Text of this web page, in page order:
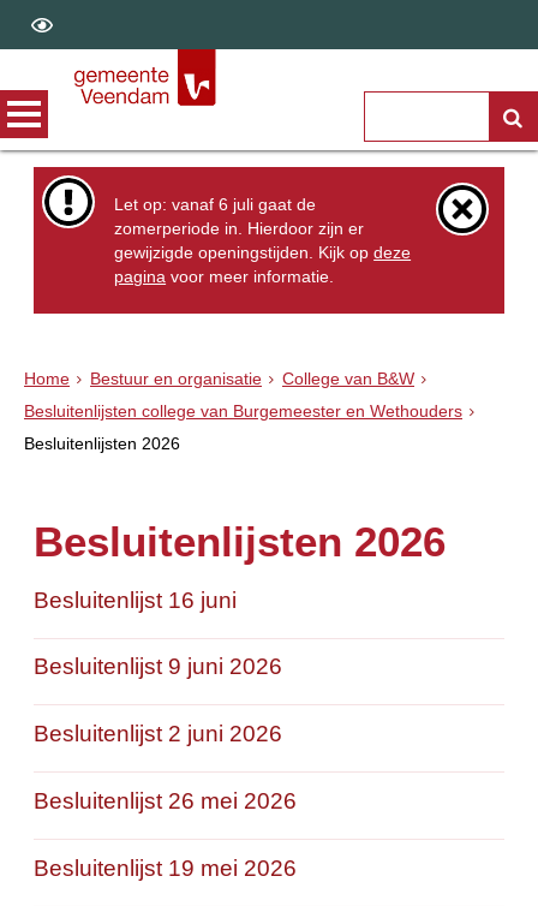
Let op: vanaf 6 juli gaat de
zomerperiode in. Hierdoor zijn er
gewijzigde openingstijden. Kijk opdeze
pagina voor meer informatie.
Home Bestuur en organisatie
College van B&W
Besluitenlijsten college van Burgemeester en Wethouders
Besluitenlijsten 2026
Besluitenlijsten 2026
Besluitenlijst 16 juni
Besluitenlijst 9 juni 2026
Besluitenlijst 2 juni 2026
Besluitenlijst 26 mei 2026
Besluitenlijst 19 mei 2026